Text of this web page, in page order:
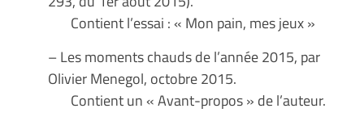
Contient l’essai : « Mon pain, mes jeux »
– Les moments chauds de l’année 2015, par
Olivier Menegol, octobre 2015.
Contient un « Avant-propos » de l’auteur.